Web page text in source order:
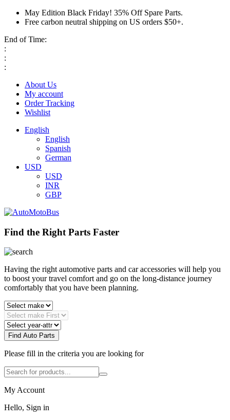
May Edition Black Friday! 35% Off Spare Parts.
Free carbon neutral shipping on US orders $50+.
End of Time:
:
:
:
About Us
My account
Order Tracking
Wishlist
English
English
Spanish
German
USD
USD
INR
GBP
Find the Right Parts Faster
Having the right automotive parts and car accessories will help you
to boost your travel comfort and go on the long-distance journey
comfortably that you have been planning.
Find Auto Parts
Please fill in the criteria you are looking for
My Account
Hello, Sign in